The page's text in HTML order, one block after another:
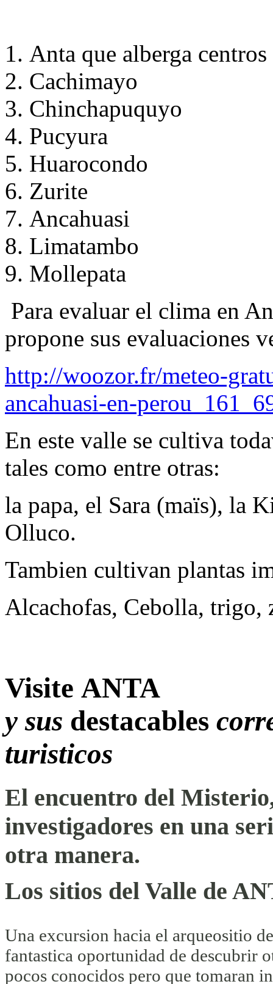
Anta que alberga
Cachimayo
Chinchapuquyo
Pucyura
Huarocondo
Zurite
Ancahuasi
Limatambo
Mollepata
Para evaluar el clima en
propone sus evaluaciones
http://woozor.fr/meteo-
ancahuasi-en-
En este valle se cultiva
tales como entre otras:
la papa, el Sara (maïs), la
Olluco.
Tambien cultivan plantas
Alcachofas, Cebolla, trigo,
Visite ANTA
y sus destacables
turisticos
El encuentro del
investigadores en una
otra manera.
Los sitios del Valle de
Una excursion hacia el arqueositio
fantastica oportunidad de descubrir
pocos conocidos pero que tomaran